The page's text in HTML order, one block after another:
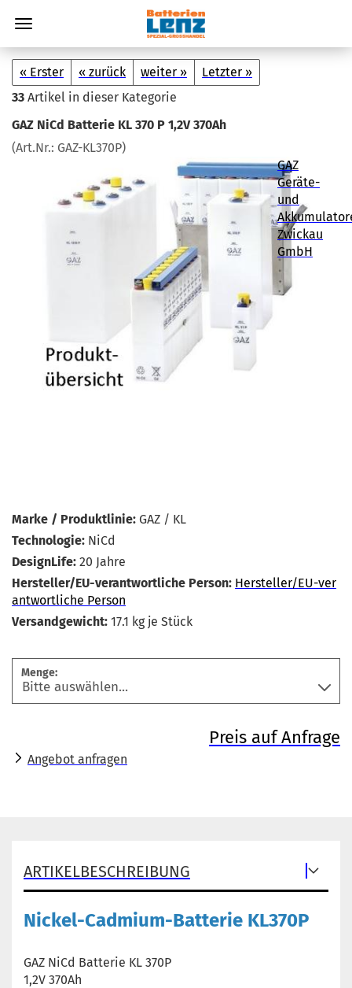
« Erster « zurück weiter »
Letzter »
33 Artikel in dieser Kategorie
GAZ NiCd Bat­te­rie KL 370 P 1,2V 370Ah
(Art.Nr.: GAZ-​KL370P)
GAZ
Geräte-
und
Zwickau
GmbH
Marke / Produktlinie: GAZ / KL
Technologie: NiCd
DesignLife: 20 Jahre
Hersteller/EU-verantwortliche Person: Hersteller/EU-ver
antwortliche Person
Versandgewicht: 17.1 kg je Stück
Menge:
Preis auf Anfrage
Angebot anfragen
ARTIKELBESCHREIBUNG
Nickel-Cadmium-Batterie KL370P
GAZ NiCd Batterie KL 370P
1,2V 370Ah